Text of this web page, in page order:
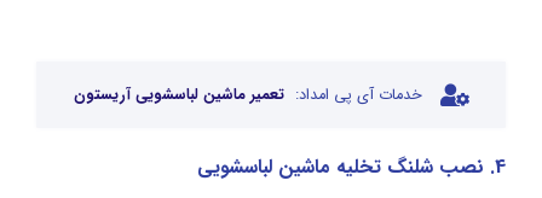
خدمات آی پی امداد: تعمیر ماشین لباسشویی آریستون
4. نصب شلنگ تخلیه ماشین لباسشویی